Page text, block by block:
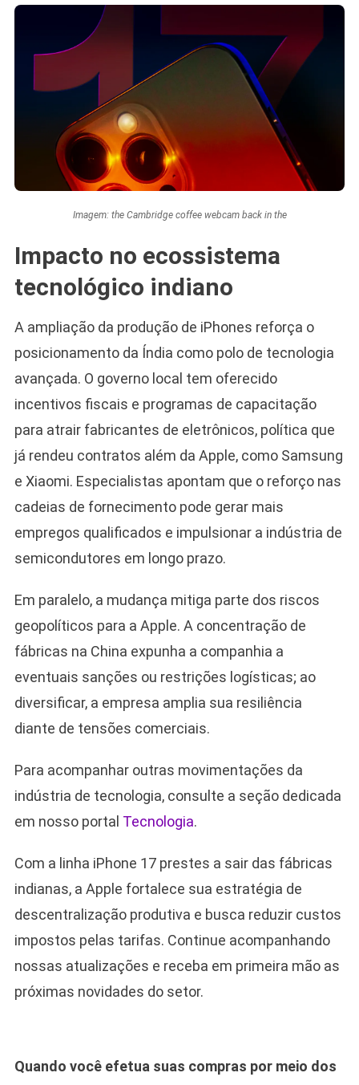
Imagem: the Cambridge coffee webcam back in the
Impacto no ecossistema
tecnológico indiano
A ampliação da produção de iPhones reforça o
posicionamento da Índia como polo de tecnologia
avançada. O governo local tem oferecido
incentivos fiscais e programas de capacitação
para atrair fabricantes de eletrônicos, política que
já rendeu contratos além da Apple, como Samsung
e Xiaomi. Especialistas apontam que o reforço nas
cadeias de fornecimento pode gerar mais
empregos qualificados e impulsionar a indústria de
semicondutores em longo prazo.
Em paralelo, a mudança mitiga parte dos riscos
geopolíticos para a Apple. A concentração de
fábricas na China expunha a companhia a
eventuais sanções ou restrições logísticas; ao
diversificar, a empresa amplia sua resiliência
diante de tensões comerciais.
Para acompanhar outras movimentações da
indústria de tecnologia, consulte a seção dedicada
em nosso portal Tecnologia.
Com a linha iPhone 17 prestes a sair das fábricas
indianas, a Apple fortalece sua estratégia de
descentralização produtiva e busca reduzir custos
impostos pelas tarifas. Continue acompanhando
nossas atualizações e receba em primeira mão as
próximas novidades do setor.
Quando você efetua suas compras por meio dos